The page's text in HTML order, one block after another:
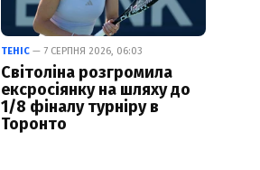
ТЕНІС — 7 СЕРПНЯ 2026, 06:03
Світоліна розгромила
ексросіянку на шляху до
1/8 фіналу турніру в
Торонто